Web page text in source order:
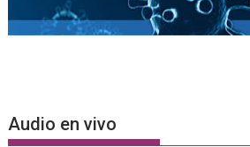
Audio en vivo